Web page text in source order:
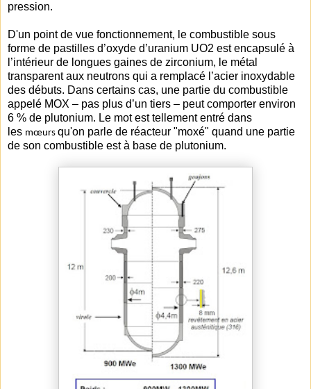
pression.
D'un point de vue fonctionnement, le combustible sous
forme de pastilles d’oxyde d’uranium UO2 est encapsulé à
l’intérieur de longues gaines de zirconium, le métal
transparent aux neutrons qui a remplacé l’acier inoxydable
des débuts. Dans certains cas, une partie du combustible
appelé MOX – pas plus d’un tiers – peut comporter environ
6 % de plutonium. Le mot est tellement entré dans
les mœurs qu'on parle de réacteur "moxé" quand une partie
de son combustible est à base de plutonium.